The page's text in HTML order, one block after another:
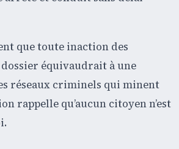
que toute inaction des
équivaudrait à une
réseaux criminels qui minent
rappelle qu’aucun citoyen n’est